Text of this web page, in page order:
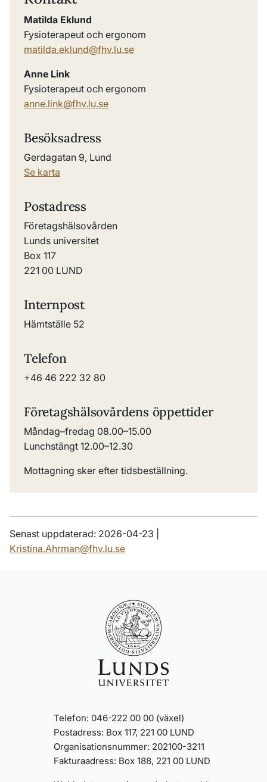
Matilda Eklund
Fysioterapeut och ergonom
matilda.eklund@fhv.lu.se
Anne Link
Fysioterapeut och ergonom
anne.link@fhv.lu.se
Besöksadress
Gerdagatan 9, Lund
Se karta
Postadress
Företagshälsovården
Lunds universitet
Box 117
221 00 LUND
Internpost
Hämtställe 52
Telefon
+46 46 222 32 80
Företagshälsovårdens öppettider
Måndag–fredag 08.00–15.00
Lunchstängt 12.00–12.30
Mottagning sker efter tidsbeställning.
Senast uppdaterad: 2026-04-23 |
Kristina.Ahrman@fhv.lu.se
Telefon: 046-222 00 00 (växel)
Postadress: Box 117, 221 00 LUND
Organisationsnummer: 202100-3211
Fakturaadress: Box 188, 221 00 LUND